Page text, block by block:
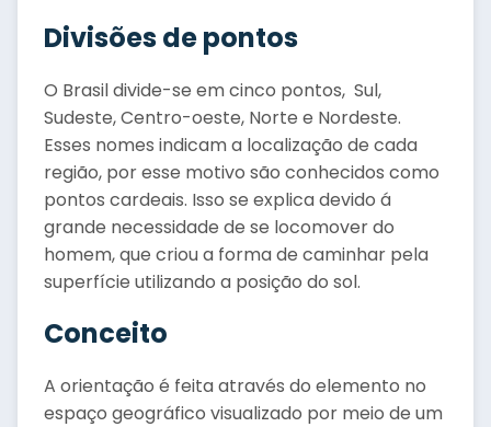
Divisões de pontos
O Brasil divide-se em cinco pontos, Sul,
Sudeste, Centro-oeste, Norte e Nordeste.
Esses nomes indicam a localização de cada
região, por esse motivo são conhecidos como
pontos cardeais. Isso se explica devido á
grande necessidade de se locomover do
homem, que criou a forma de caminhar pela
superfície utilizando a posição do sol.
Conceito
A orientação é feita através do elemento no
espaço geográfico visualizado por meio de um